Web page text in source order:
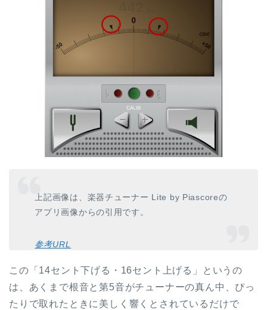
上記画像は、楽器チューナー Lite by Piascoreの
アプリ画像からの引用です。
参考URL
この「14セント下げる・16セント上げる」というの
は、あくまで根音と第5音がチューナーの真ん中、ぴっ
たりで取れたときに美しく響くとされているだけで